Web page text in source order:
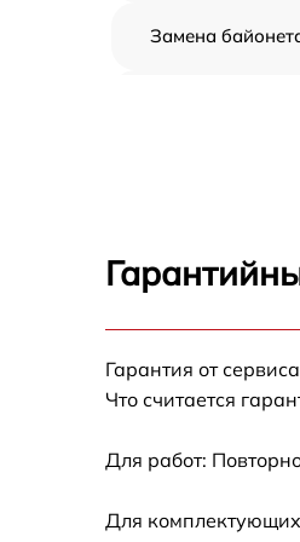
Замена
Замена затвора
Замена
Гарантия от
Что считается
Для работ:
Для